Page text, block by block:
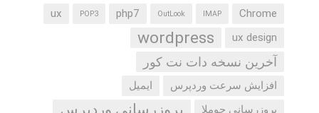
Chrome
IMAP
OutLook
php7
POP3
ux
ux design
wordpress
آخرین نسخه دات نت کور
افزایش سرعت وردپرس
ایمیل
بروزرسانی جوملا
بروزرسانی وردپرس